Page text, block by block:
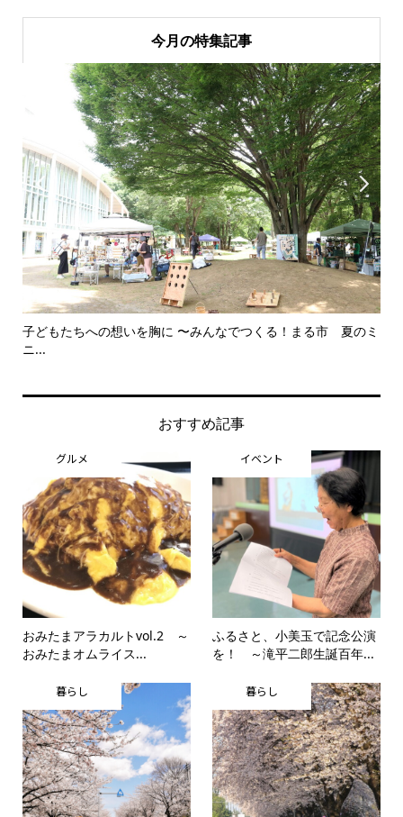
今月の特集記事

ミ美野里中演劇部卒業夏公演 笑って終わる舞台に 〜中学生とは
思...

おすすめ記事
グルメ
おみたまアラカルトvol.2 ～
おみたまオムライス...
イベント
ふるさと、小美玉で記念公演
を！ ～滝平二郎生誕百年...
暮らし 暮らし